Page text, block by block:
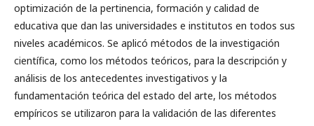
optimización de la pertinencia, formación y calidad de
educativa que dan las universidades e institutos en todos sus
niveles académicos. Se aplicó métodos de la investigación
científica, como los métodos teóricos, para la descripción y
análisis de los antecedentes investigativos y la
fundamentación teórica del estado del arte, los métodos
empíricos se utilizaron para la validación de las diferentes